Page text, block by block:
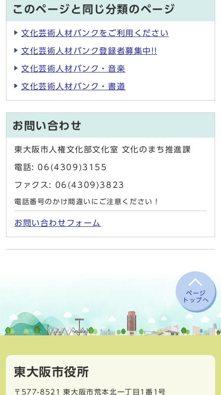
このページと同じ分類のページ
文化芸術人材バンクをご利用ください
文化芸術人材バンク登録者募集中!!
文化芸術人材バンク・音楽
文化芸術人材バンク・書道
お問い合わせ
東大阪市人権文化部文化室 文化のまち推進課
電話: 06(4309)3155
ファクス: 06(4309)3823
電話番号のかけ間違いにご注意ください！
お問い合わせフォーム
ページ
トップへ
東大阪市役所
〒577-8521 東大阪市荒本北一丁目1番1号